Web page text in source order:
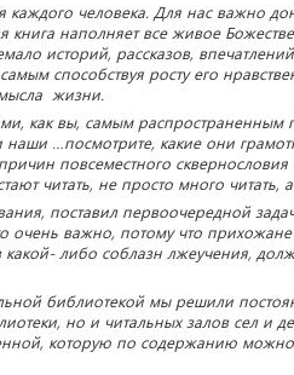
человека. Для нас важно
книга наполняет все живое
историй, рассказов,
способствуя росту его
жизни.
как вы, самым
…посмотрите, какие они
повсеместного
читать, не просто много читать,
поставил первоочередной
очень важно, потому что
либо соблазн лжеучения,
библиотекой мы решили
но и читальных залов сел и
которую по содержанию можно